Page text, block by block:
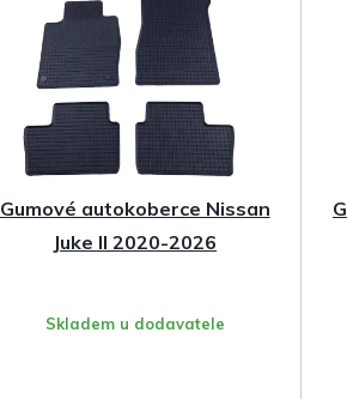
Gumové autokoberce Nissan
Juke II 2020-2026
Skladem u dodavatele